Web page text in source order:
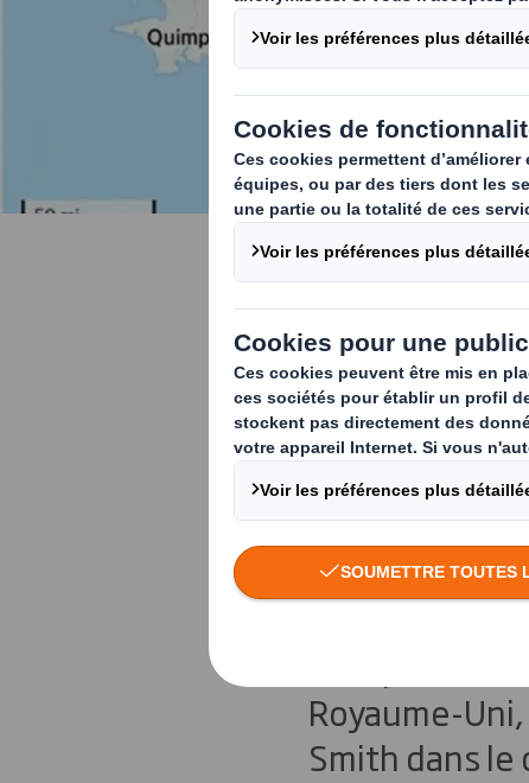
The
soutenir
Du 13 au 22
Royaume-
Royaume-
Smith dans